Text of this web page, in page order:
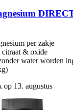
per zakje
citraat & oxide
water worden
13. augustus